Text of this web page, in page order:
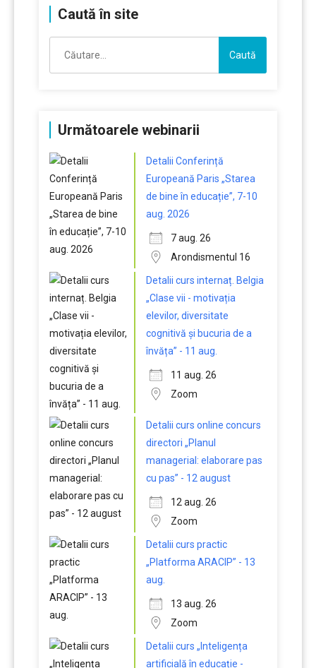
Caută în site
după:
Următoarele webinarii
Detalii Conferință
Europeană Paris „Starea
de bine în educație”, 7-10
aug. 2026
7 aug. 26
Arondismentul 16
Detalii curs internaț. Belgia
„Clase vii - motivația
elevilor, diversitate
cognitivă și bucuria de a
învăța” - 11 aug.
11 aug. 26
Zoom
Detalii curs online concurs
directori „Planul
managerial: elaborare pas
cu pas” - 12 august
12 aug. 26
Zoom
Detalii curs practic
„Platforma ARACIP” - 13
aug.
13 aug. 26
Zoom
Detalii curs „Inteligența
artificială în educație -